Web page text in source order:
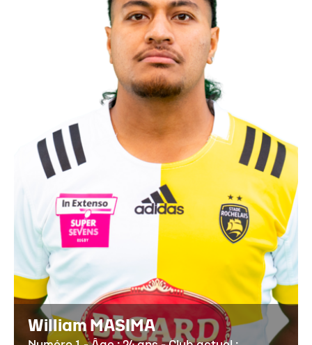
William MASIMA